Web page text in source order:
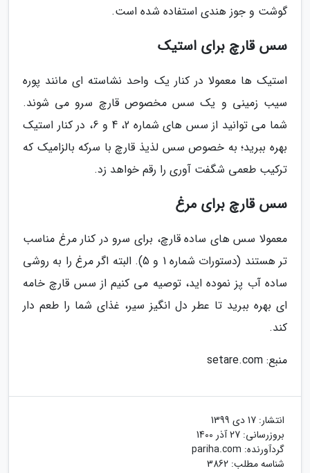
گوشت و جوز هندی استفاده شده است.
سس قارچ برای استیک
استیک ها معمولا در کنار یک واحد نشاسته ای مانند پوره
سیب زمینی و یک سس مخصوص قارچ سرو می شوند.
شما می توانید از سس های شماره 2، 4 و 6، در کنار استیک
بهره ببرید؛ به خصوص سس لذیذ قارچ با سرکه بالزامیک که
ترکیب طعمی شگفت آوری را رقم خواهد زد.
سس قارچ برای مرغ
معمولا سس های ساده قارچ، برای سرو در کنار مرغ مناسب
تر هستند (دستورات شماره 1 و 5). البته اگر مرغ را به روشی
ساده آب پز نموده اید، توصیه می کنیم از سس قارچ خامه
ای بهره ببرید تا عطر دل انگیز سیر، غذای شما را طعم دار
کند.
منبع: setare.com
انتشار: 17 دی 1399
بروزرسانی: 27 آذر 1400
گردآورنده: pariha.com
شناسه مطلب: 3862